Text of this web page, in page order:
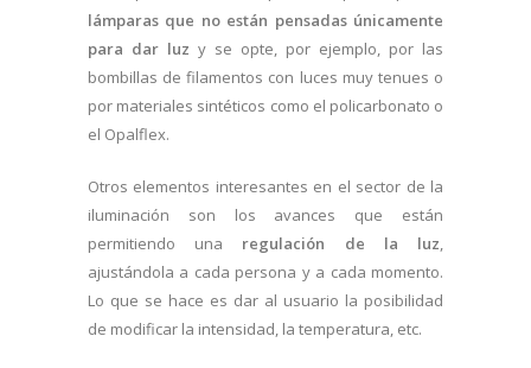
lámparas que no están pensadas únicamente
para dar luz y se opte, por ejemplo, por las
bombillas de filamentos con luces muy tenues o
por materiales sintéticos como el policarbonato o
el Opalflex.
Otros elementos interesantes en el sector de la
iluminación son los avances que están
permitiendo una regulación de la luz,
ajustándola a cada persona y a cada momento.
Lo que se hace es dar al usuario la posibilidad
de modificar la intensidad, la temperatura, etc.